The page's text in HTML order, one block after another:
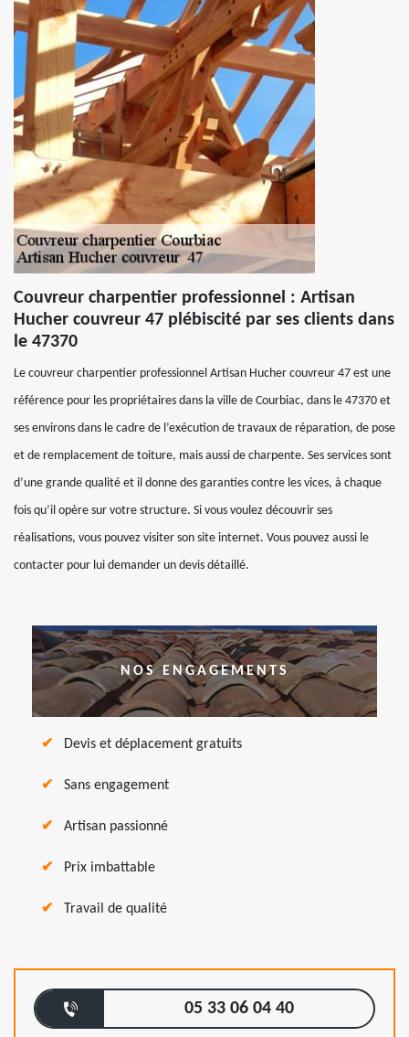
Couvreur charpentier professionnel : Artisan
Hucher couvreur 47 plébiscité par ses clients dans
le 47370
Le couvreur charpentier professionnel Artisan Hucher couvreur 47 est une
référence pour les propriétaires dans la ville de Courbiac, dans le 47370 et
ses environs dans le cadre de l’exécution de travaux de réparation, de pose
et de remplacement de toiture, mais aussi de charpente. Ses services sont
d’une grande qualité et il donne des garanties contre les vices, à chaque
fois qu’il opère sur votre structure. Si vous voulez découvrir ses
réalisations, vous pouvez visiter son site internet. Vous pouvez aussi le
contacter pour lui demander un devis détaillé.
NOS ENGAGEMENTS
Devis et déplacement gratuits
Sans engagement
Artisan passionné
Prix imbattable
Travail de qualité
05 33 06 04 40